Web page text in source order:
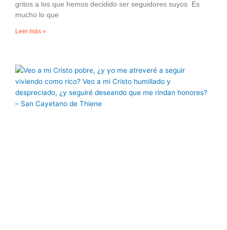
gritos a los que hemos decidido ser seguidores suyos. Es
mucho lo que
Leer más »